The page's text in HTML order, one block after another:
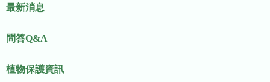
最新消息
問答Q&A
植物保護資訊